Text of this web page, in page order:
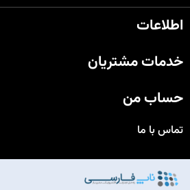
اطلاعات
خدمات مشتریان
حساب من
تماس با ما